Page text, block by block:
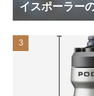
イスポーラー
ってみた